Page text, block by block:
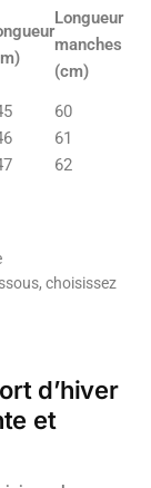
Longueur
manches
(cm)
60
61
62
choisissez
d’hiver
et